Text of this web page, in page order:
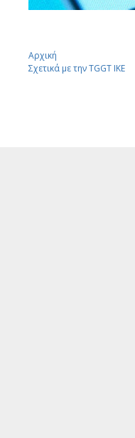
Αρχική
Σχετικά με την TGGT IKE